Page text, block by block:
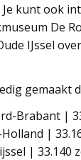
kunt ook
De
IJssel
gemaakt
Brabant |
|
| 33.140